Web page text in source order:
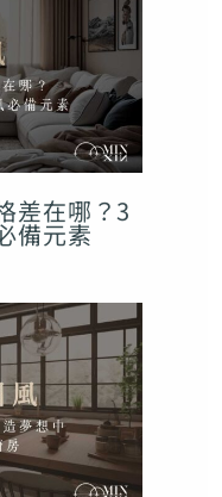
差在哪？3
備元素